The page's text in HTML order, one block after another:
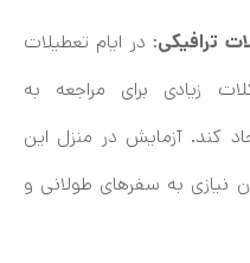
ترافیکی: در ایام تعطیلات
زیادی برای مراجعه به
کند. آزمایش در منزل این
نیازی به سفرهای طولانی و